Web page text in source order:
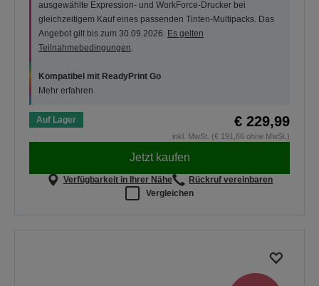
ausgewählte Expression- und WorkForce-Drucker bei
gleichzeitigem Kauf eines passenden Tinten-Multipacks. Das
Angebot gilt bis zum 30.09.2026. Es gelten
Teilnahmebedingungen
Kompatibel mit ReadyPrint Go
Mehr erfahren
Auf Lager € 229,99
inkl. MwSt. (€ 191,66 ohne MwSt.)
Jetzt kaufen
Verfügbarkeit in Ihrer Nähe
Rückruf vereinbaren
Vergleichen